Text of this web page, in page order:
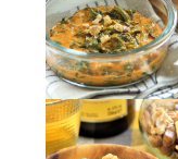
スープ
本気中華
京の和風だし
白だし
カレーだし